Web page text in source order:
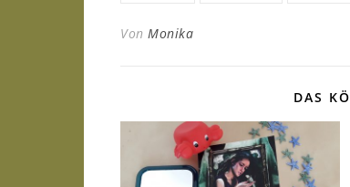
Von Monika
DAS